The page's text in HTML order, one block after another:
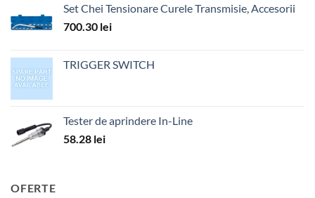
Set Chei Tensionare Curele Transmisie, Accesorii
700.30 lei
TRIGGER SWITCH
Tester de aprindere In-Line
58.28 lei
OFERTE